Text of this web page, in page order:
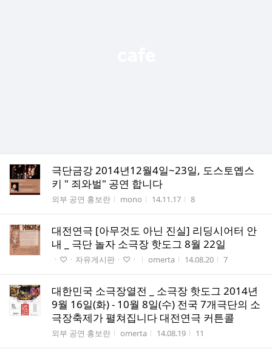
극단금강 2014년12월4일~23일, 도스토옙스
키 " 죄와벌" 공연 합니다
게시판명
외부 공연 홍보란 작성자
mono 작성시간
14.11.17 조회수
8
대전연극 [아무것도 아닌 진실] 리딩시어터 안
내 _ 극단 놀자 소극장 핫도그 8월 22일
게시판명
ㆍ♡ㆍ자유게시판ㆍ♡ㆍ 작성자
omerta 작성시간
14.08.20 조회수
7
대한민국 소극장열전 _ 소극장 핫도그 2014년
9월 16일(화) - 10월 8일(수) 전국 7개극단의 소
극장축제가 펼쳐집니다 대전연극 커튼콜
게시판명
외부 공연 홍보란 작성자
omerta 작성시간
14.08.19 조회수
11